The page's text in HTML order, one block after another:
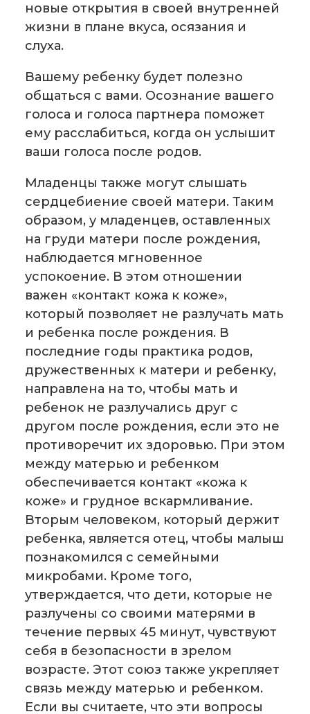
новые открытия в своей внутренней
жизни в плане вкуса, осязания и
слуха.
Вашему ребенку будет полезно
общаться с вами. Осознание вашего
голоса и голоса партнера поможет
ему расслабиться, когда он услышит
ваши голоса после родов.
Младенцы также могут слышать
сердцебиение своей матери. Таким
образом, у младенцев, оставленных
на груди матери после рождения,
наблюдается мгновенное
успокоение. В этом отношении
важен «контакт кожа к коже»,
который позволяет не разлучать мать
и ребенка после рождения. В
последние годы практика родов,
дружественных к матери и ребенку,
направлена на то, чтобы мать и
ребенок не разлучались друг с
другом после рождения, если это не
противоречит их здоровью. При этом
между матерью и ребенком
обеспечивается контакт «кожа к
коже» и грудное вскармливание.
Вторым человеком, который держит
ребенка, является отец, чтобы малыш
познакомился с семейными
микробами. Кроме того,
утверждается, что дети, которые не
разлучены со своими матерями в
течение первых 45 минут, чувствуют
себя в безопасности в зрелом
возрасте. Этот союз также укрепляет
связь между матерью и ребенком.
Если вы считаете, что эти вопросы